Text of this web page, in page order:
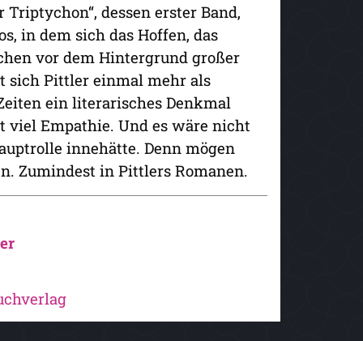
dessen erster Band,
in dem sich das Hoffen, das
vor dem Hintergrund großer
sich Pittler einmal mehr als
ein literarisches Denkmal
Empathie. Und es wäre nicht
innehätte. Denn mögen
Zumindest in Pittlers Romanen.